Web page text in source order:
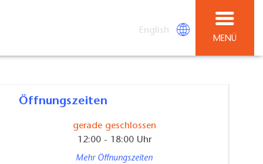
English
MENÜ
Öffnungszeiten
gerade geschlossen
12:00 - 18:00 Uhr
Mehr Öffnungszeiten